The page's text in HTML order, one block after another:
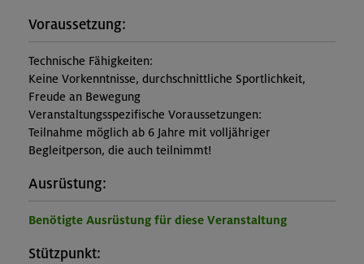
Voraussetzung:
Technische Fähigkeiten:
Keine Vorkenntnisse, durchschnittliche Sportlichkeit,
Freude an Bewegung
Veranstaltungsspezifische Voraussetzungen:
Teilnahme möglich ab 6 Jahre mit volljähriger
Begleitperson, die auch teilnimmt!
Ausrüstung:
Benötigte Ausrüstung für diese Veranstaltung
Stützpunkt: